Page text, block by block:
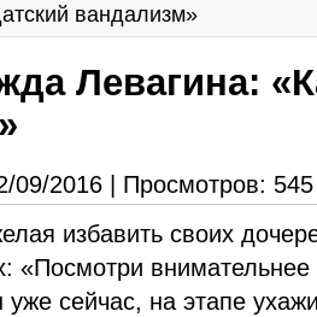
вандализм»
Левагина:
09/2016 | Просмотров: 545
избавить своих
«Посмотри внимательнее
сейчас, на этапе